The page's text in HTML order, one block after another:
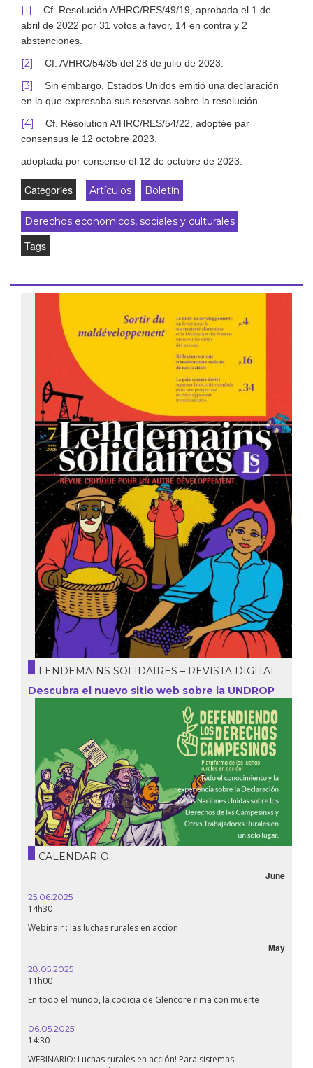
[1]
Cf. Resolución A/HRC/RES/49/19, aprobada el 1 de
abril de 2022 por 31 votos a favor, 14 en contra y 2
abstenciones.
[2] Cf. A/HRC/54/35 del 28 de julio de 2023.
[3]
Sin embargo, Estados Unidos emitió una declaración
en la que expresaba sus reservas sobre la resolución.
[4]
Cf. Résolution A/HRC/RES/54/22, adoptée par
consensus le 12 octobre 2023.
adoptada por consenso el 12 de octubre de 2023.
Categories Artículos Boletín
Derechos economicos, sociales y culturales
Tags
LENDEMAINS SOLIDAIRES – REVISTA DIGITAL
Descubra el nuevo sitio web sobre la UNDROP
CALENDARIO
June
25.06.2025
14h30
Webinair : las luchas rurales en accíon
May
28.05.2025
11h00
En todo el mundo, la codicia de Glencore rima con muerte
06.05.2025
14:30
WEBINARIO: Luchas rurales en acción! Para sistemas